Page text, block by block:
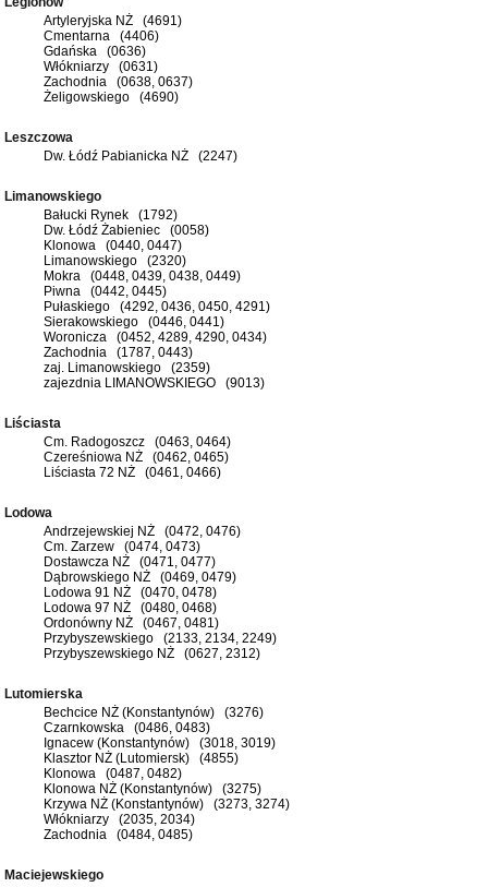
Artyleryjska NŻ (4691)
Cmentarna (4406)
Gdańska (0636)
Włókniarzy (0631)
Zachodnia (0638, 0637)
Żeligowskiego (4690)
Leszczowa
Dw. Łódź Pabianicka NŻ (2247)
Limanowskiego
Bałucki Rynek (1792)
Dw. Łódź Żabieniec (0058)
Klonowa (0440, 0447)
Limanowskiego (2320)
Mokra (0448, 0439, 0438, 0449)
Piwna (0442, 0445)
Pułaskiego (4292, 0436, 0450, 4291)
Sierakowskiego (0446, 0441)
Woronicza (0452, 4289, 4290, 0434)
Zachodnia (1787, 0443)
zaj. Limanowskiego (2359)
zajezdnia LIMANOWSKIEGO (9013)
Liściasta
Cm. Radogoszcz (0463, 0464)
Czereśniowa NŻ (0462, 0465)
Liściasta 72 NŻ (0461, 0466)
Lodowa
Andrzejewskiej NŻ (0472, 0476)
Cm. Zarzew (0474, 0473)
Dostawcza NŻ (0471, 0477)
Dąbrowskiego NŻ (0469, 0479)
Lodowa 91 NŻ (0470, 0478)
Lodowa 97 NŻ (0480, 0468)
Ordonówny NŻ (0467, 0481)
Przybyszewskiego (2133, 2134, 2249)
Przybyszewskiego NŻ (0627, 2312)
Lutomierska
Bechcice NŻ (Konstantynów) (3276)
Czarnkowska (0486, 0483)
Ignacew (Konstantynów) (3018, 3019)
Klasztor NŻ (Lutomiersk) (4855)
Klonowa (0487, 0482)
Klonowa NŻ (Konstantynów) (3275)
Krzywa NŻ (Konstantynów) (3273, 3274)
Włókniarzy (2035, 2034)
Zachodnia (0484, 0485)
Maciejewskiego